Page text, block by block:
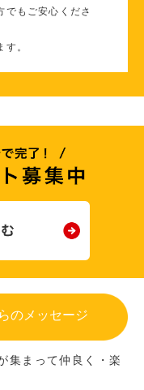
でもご安心くださ
。
のメッセージ
集まって仲良く・楽